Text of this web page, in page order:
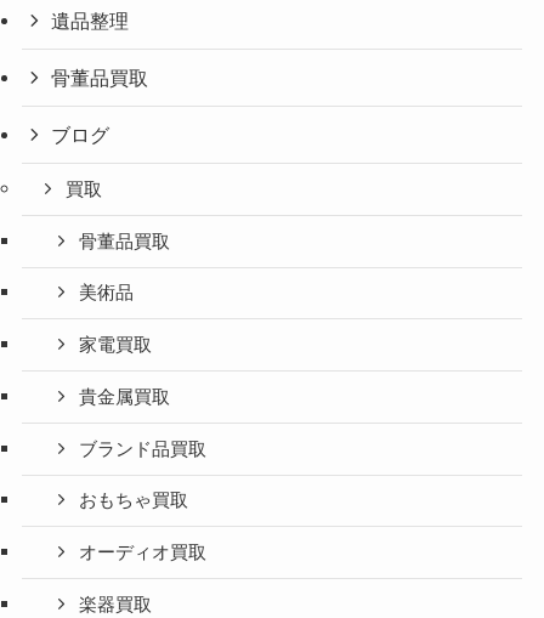
遺品整理
骨董品買取
ブログ
買取
骨董品買取
美術品
家電買取
貴金属買取
ブランド品買取
おもちゃ買取
オーディオ買取
楽器買取